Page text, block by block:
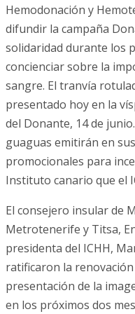
Hemodonación y
difundir la campaña
solidaridad durante los
concienciar sobre la
sangre. El tranvía
presentado hoy en la
del Donante, 14 de
guaguas emitirán en
promocionales para
Instituto canario que el
El consejero insular de
Metrotenerife y Titsa,
presidenta del ICHH,
ratificaron la
presentación de la
en los próximos dos